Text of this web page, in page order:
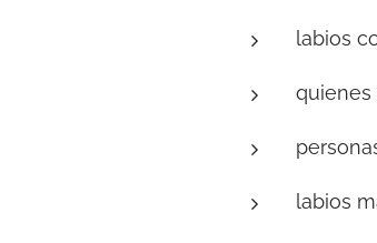
labios
quienes
labios